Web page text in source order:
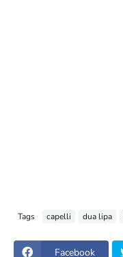
Tags capelli dua lipa
Facebook